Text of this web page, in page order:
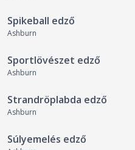
Spikeball edző
Ashburn
Sportlövészet edző
Ashburn
Strandröplabda edző
Ashburn
Súlyemelés edző